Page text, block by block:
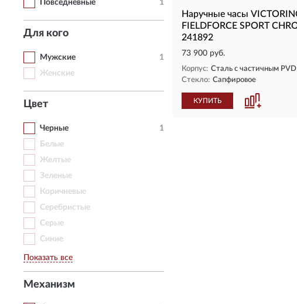
Повседневные
1
Для кого
Мужские
1
Женские
Цвет
Черные
1
Белые
Желтые
Зеленые
Коричневые
Серебристые
Серые
Синие
Показать все
Механизм
Наручные часы
FIELDFORCE SPORT
241892
73 900 руб.
Корпус: Сталь с частичным
Стекло: Сапфировое
КУПИТЬ